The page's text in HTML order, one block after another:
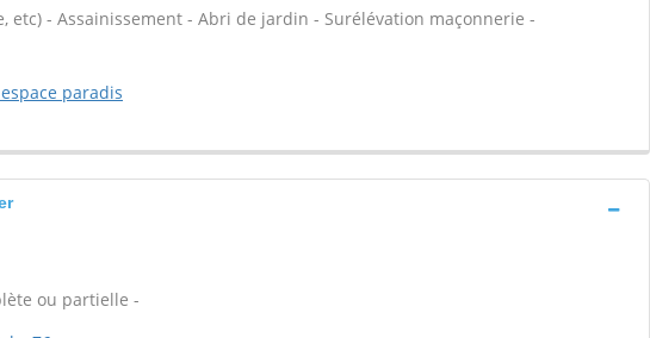
etc) - Assainissement - Abri de jardin - Surélévation maçonnerie -
paradis
ou partielle -